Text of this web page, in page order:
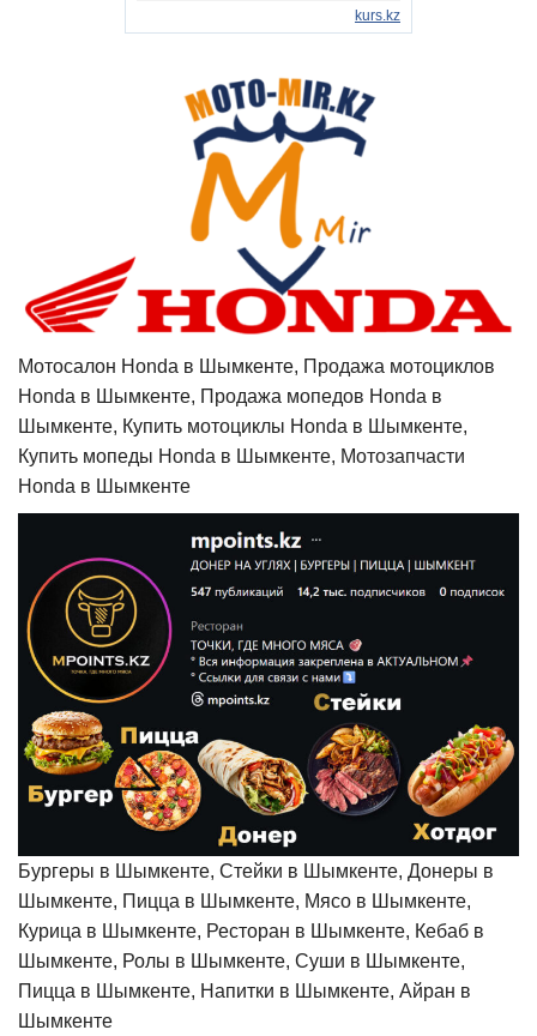
Мотосалон Honda в Шымкенте, Продажа мотоциклов
Honda в Шымкенте, Продажа мопедов Honda в
Шымкенте, Купить мотоциклы Honda в Шымкенте,
Купить мопеды Honda в Шымкенте, Мотозапчасти
Honda в Шымкенте
Бургеры в Шымкенте, Стейки в Шымкенте, Донеры в
Шымкенте, Пицца в Шымкенте, Мясо в Шымкенте,
Курица в Шымкенте, Ресторан в Шымкенте, Кебаб в
Шымкенте, Ролы в Шымкенте, Суши в Шымкенте,
Пицца в Шымкенте, Напитки в Шымкенте, Айран в
Шымкенте